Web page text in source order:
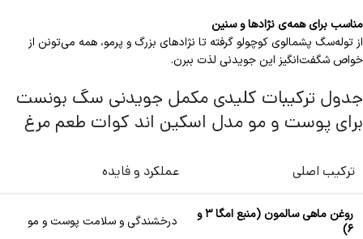
مناسب برای همه‌ی نژادها و سنین
از توله‌سگ پشمالوی کوچولو گرفته تا نژادهای بزرگ و پرمو، همه می‌تونن از
خواص شگفت‌انگیز این جویدنی لذت ببرن.
جدول ترکیبات کلیدی مکمل جویدنی سگ بونست
برای پوست و مو مدل اسکین اند کوات طعم مرغ
ترکیب اصلی عملکرد و فایده
روغن ماهی سالمون (منبع امگا ۳ و
۶)
درخشندگی و سلامت پوست و مو